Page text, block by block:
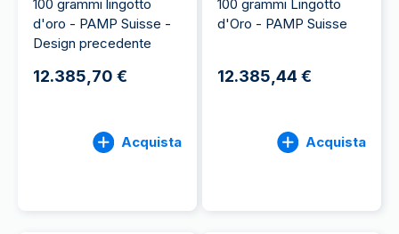
100 grammi lingotto
d'oro - PAMP Suisse -
Design precedente
12.385,70 €
Acquista
100 grammi Lingotto
d'Oro - PAMP Suisse
12.385,44 €
Acquista